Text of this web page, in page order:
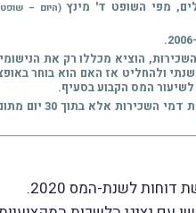
(היום –
159, שכָּרך את הזכות לשלם מס בשיעור 10% בכך שהמס שולם תוך 30 יום מקבלת דמי השכירות,
לחכות עד מוד הגשת הדו"ח השנתי ולהחליט אז האם הוא
, השופט מינץ הוסיף וציין, כי במסגרת תיקון 159 נקבע, כי יש
לשנת-המס 2020.